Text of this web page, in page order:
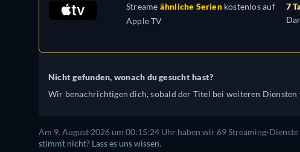
Streame ähnliche Serienkostenlos auf
Apple TV
7
Nicht gefunden, wonach du gesucht hast?
Wir benachrichtigen dich, sobald der Titel bei weiteren Diensten
Am 9. August 2026 um 00:15:24 Uhr haben wir 69 Streaming-
stimmt nicht? Lass es uns wissen.